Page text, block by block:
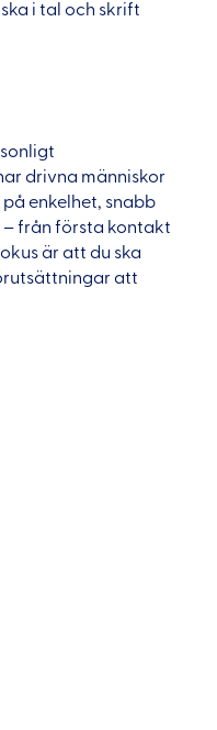
i tal och skrift
drivna människor
enkelhet, snabb
från första kontakt
är att du ska
att